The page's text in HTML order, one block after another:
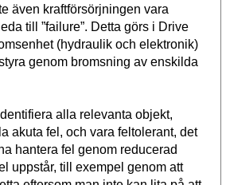
även kraftförsörjningen vara
till ”failure”. Detta görs i Drive
(hydraulik och elektronik)
genom bromsning av enskilda
alla relevanta objekt,
akuta fel, och vara feltolerant, det
hantera fel genom reducerad
uppstår, till exempel genom att